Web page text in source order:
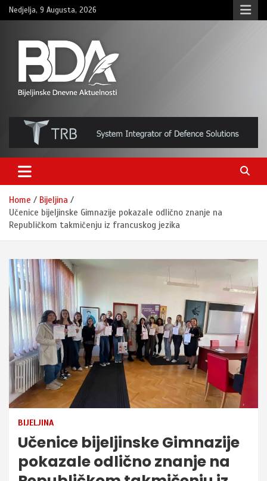
Skip
to
Nedjelja, 9 Augusta, 2026
BNDAN.com
Home
Bijeljina
Učenice bijeljinske Gimnazije pokazale odlično znanje na
Republičkom takmičenju iz francuskog jezika
BIJELJINA
Učenice bijeljinske Gimnazije
pokazale odlično znanje na